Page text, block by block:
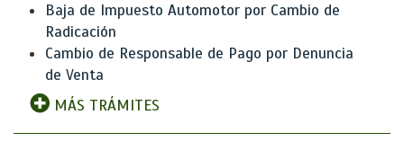
Baja de Impuesto Automotor por Cambio de
Radicación
Cambio de Responsable de Pago por Denuncia
de Venta
MÁS TRÁMITES